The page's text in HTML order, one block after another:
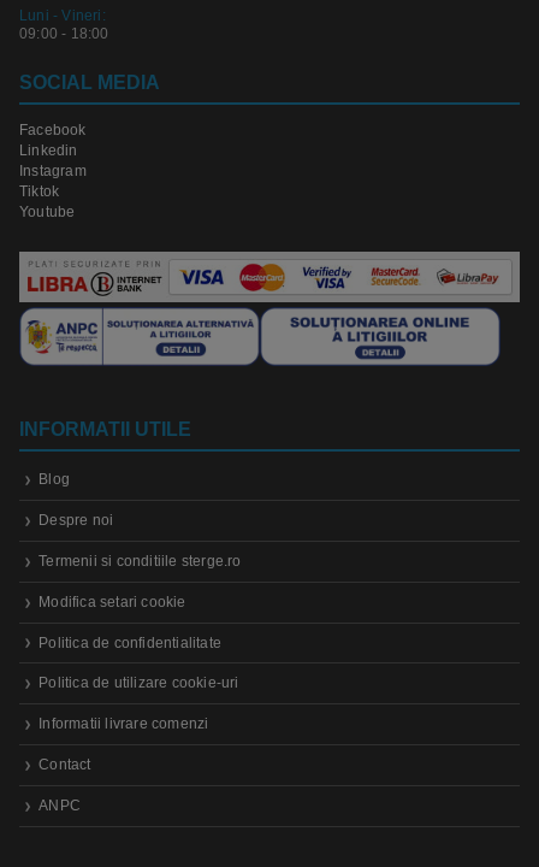
Luni - Vineri:
09:00 - 18:00
SOCIAL MEDIA
Facebook
Linkedin
Instagram
Tiktok
Youtube
INFORMATII UTILE
Blog
Despre noi
Termenii si conditiile sterge.ro
Modifica setari cookie
Politica de confidentialitate
Politica de utilizare cookie-uri
Informatii livrare comenzi
Contact
ANPC